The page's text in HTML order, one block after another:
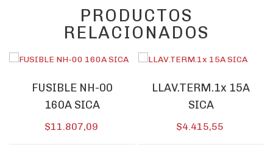
PRODUCTOS
RELACIONADOS
FUSIBLE NH-00
160A SICA
$11.807,09
LLAV.TERM.1x 15A
SICA
$4.415,55